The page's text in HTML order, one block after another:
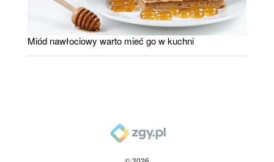
Miód nawłociowy warto mieć go w kuchni